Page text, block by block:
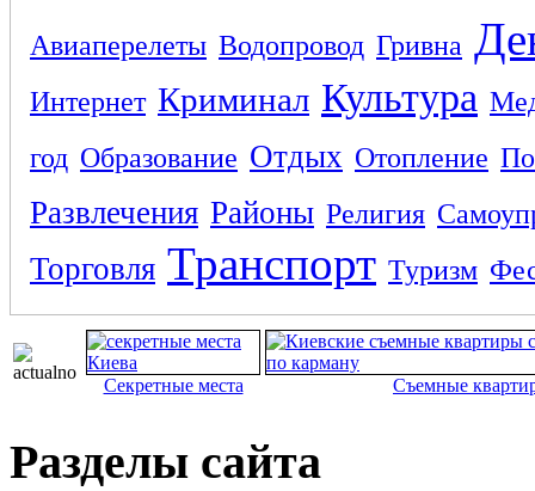
Авиаперелеты Водопровод Гривна
Интернет Криминал Культура
год Образование Отдых Отопление
Развлечения Районы Религия
Торговля Транспорт Туризм
Секретные места Съемные
Разделы сайта